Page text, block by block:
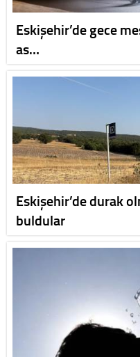
Eskişehir’de gece
as…
Eskişehir’de durak
buldular